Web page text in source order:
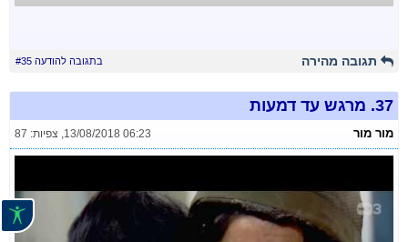
תגובה מהירה בתגובה להודעה #35
37. מרגש עד דמעות
מור מור 13/08/2018 06:23
, צפיות: 87